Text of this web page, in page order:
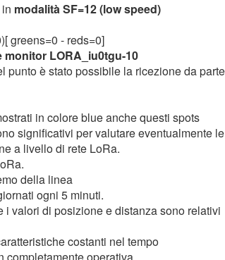
modalità SF=12 (low speed)
greens=0 - reds=0]
monitor LORA_iu0tgu-10
punto è stato possibile la ricezione da parte
in colore blue anche questi spots
significativi per valutare eventualmente le
a livello di rete LoRa.
della linea
ogni 5 minuti.
i valori di posizione e distanza sono relativi
costanti nel tempo